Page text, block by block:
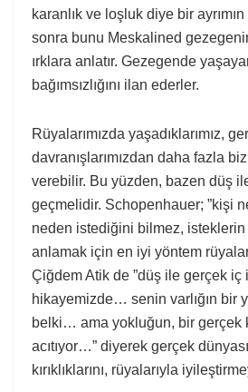
karanlık ve loşluk diye bir ayrımın
sonra bunu Meskalined
ırklara anlatır. Gezegende
bağımsızlığını ilan ederler.
Rüyalarımızda yaşadıklarımız,
davranışlarımızdan daha fazla
verebilir. Bu yüzden, bazen düş
geçmelidir. Schopenhauer; ”kişi
neden istediğini bilmez,
anlamak için en iyi yöntem
Çiğdem Atik de ”düş ile gerçek iç
hikayemizde… senin varlığın bir
belki… ama yokluğun, bir gerçek
acıtıyor…” diyerek gerçek
kırıklıklarını, rüyalarıyla